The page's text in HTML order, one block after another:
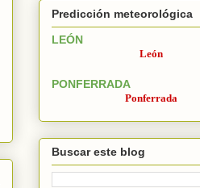
Predicción meteorológica
LEÓN
León
PONFERRADA
Ponferrada
Buscar este blog